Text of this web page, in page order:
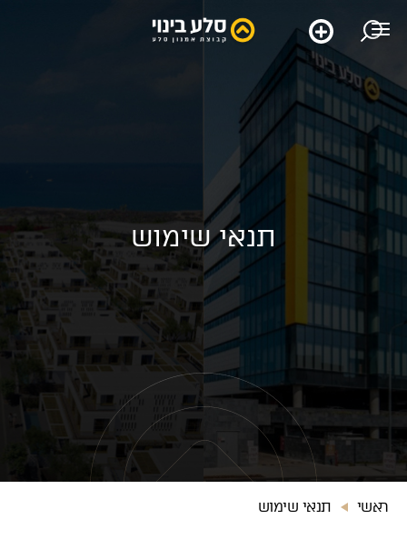
תנאי שימוש
ראשי תנאי שימוש